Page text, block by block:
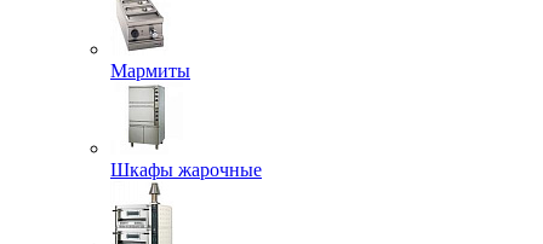
Мармиты
Шкафы жарочные